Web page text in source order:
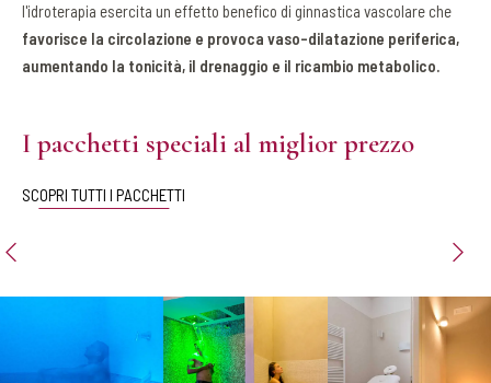
l'idroterapia esercita un effetto benefico di ginnastica vascolare che
favorisce la circolazione e provoca vaso-dilatazione periferica,
aumentando la tonicità, il drenaggio e il ricambio metabolico.
I pacchetti speciali al miglior prezzo
SCOPRI TUTTI I PACCHETTI